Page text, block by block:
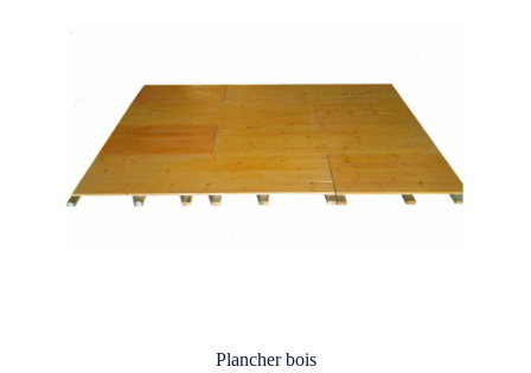
Plancher bois